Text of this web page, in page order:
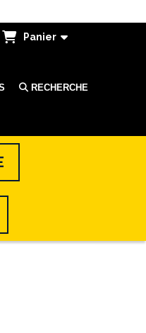
Panier
RECHERCHE